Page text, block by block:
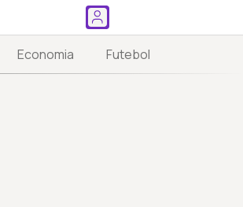
Economia Futebol